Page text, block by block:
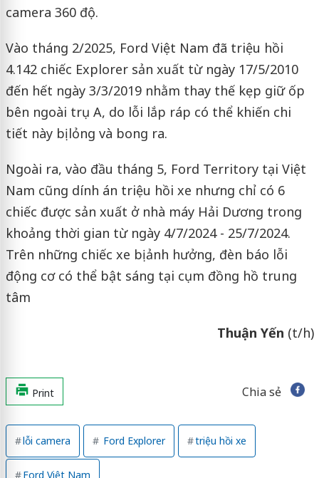
camera 360 độ.
Vào tháng 2/2025, Ford Việt Nam đã triệu hồi
4.142 chiếc Explorer sản xuất từ ngày 17/5/2010
đến hết ngày 3/3/2019 nhằm thay thế kẹp giữ ốp
bên ngoài trụ A, do lỗi lắp ráp có thể khiến chi
tiết này bị lỏng và bong ra.
Ngoài ra, vào đầu tháng 5, Ford Territory tại Việt
Nam cũng dính án triệu hồi xe nhưng chỉ có 6
chiếc được sản xuất ở nhà máy Hải Dương trong
khoảng thời gian từ ngày 4/7/2024 - 25/7/2024.
Trên những chiếc xe bị ảnh hưởng, đèn báo lỗi
động cơ có thể bật sáng tại cụm đồng hồ trung
tâm
Thuận Yến (t/h)
Print Chia sẻ
lỗi camera Ford Explorer triệu hồi xe
Ford Việt Nam